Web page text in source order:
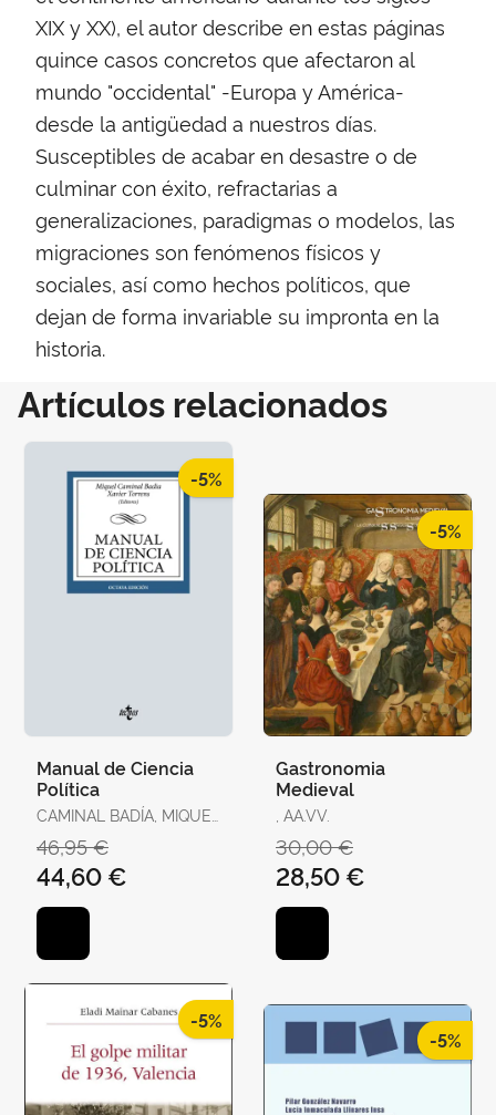
XIX y XX), el autor describe en estas páginas
quince casos concretos que afectaron al
mundo "occidental" -Europa y América-
desde la antigüedad a nuestros días.
Susceptibles de acabar en desastre o de
culminar con éxito, refractarias a
generalizaciones, paradigmas o modelos, las
migraciones son fenómenos físicos y
sociales, así como hechos políticos, que
dejan de forma invariable su impronta en la
historia.
Artículos relacionados
-5%
Manual de Ciencia
Política
CAMINAL BADÍA, MIQUEL
AGUILERA DE PRAT,
CESÁREO / AHEDO,
IGOR / ÁLVAREZ,
GEMMA / ANTÓN, JOAN
BREITENSTEIN, SO
46,95 €
44,60 €
-5%
Gastronomia
Medieval
, AA.VV.
30,00 €
28,50 €
-5%
-5%